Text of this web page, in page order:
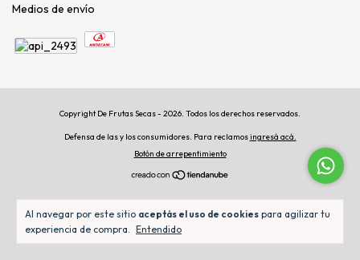
Al navegar por este sitio aceptás el uso de cookies para agilizar tu
experiencia de compra. Entendido
Medios de envío
Copyright De Frutas Secas - 2026. Todos los derechos reservados.
Defensa de las y los consumidores. Para reclamosingresá acá.
Botón de arrepentimiento